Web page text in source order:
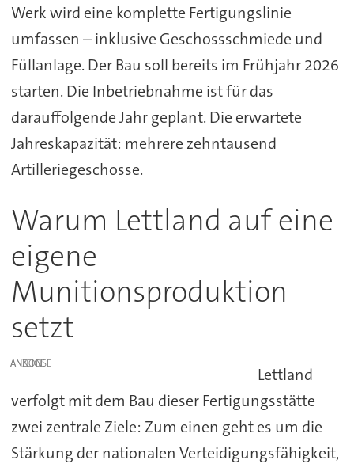
Werk wird eine komplette Fertigungslinie
umfassen – inklusive Geschossschmiede und
Füllanlage. Der Bau soll bereits im Frühjahr 2026
starten. Die Inbetriebnahme ist für das
darauffolgende Jahr geplant. Die erwartete
Jahreskapazität: mehrere zehntausend
Artilleriegeschosse.
Warum Lettland auf eine
eigene
Munitionsproduktion
setzt
ANZEIGE
Lettland
verfolgt mit dem Bau dieser Fertigungsstätte
zwei zentrale Ziele: Zum einen geht es um die
Stärkung der nationalen Verteidigungsfähigkeit,